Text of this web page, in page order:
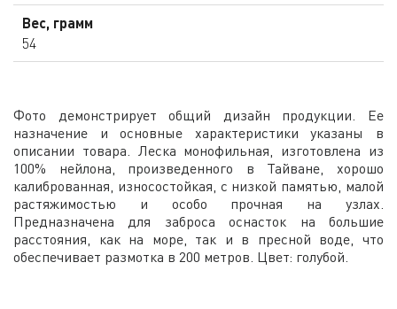
Вес, грамм
54
Фото демонстрирует общий дизайн продукции. Ее
назначение и основные характеристики указаны в
описании товара. Леска монофильная, изготовлена из
100% нейлона, произведенного в Тайване, хорошо
калиброванная, износостойкая, с низкой памятью, малой
растяжимостью и особо прочная на узлах.
Предназначена для заброса оснасток на большие
расстояния, как на море, так и в пресной воде, что
обеспечивает размотка в 200 метров. Цвет: голубой.